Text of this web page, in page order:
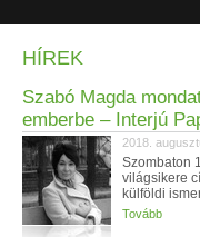
HÍREK
Szabó Magda
emberbe – Interjú
2018.
Szombaton
világsikere
külföldi
Tovább